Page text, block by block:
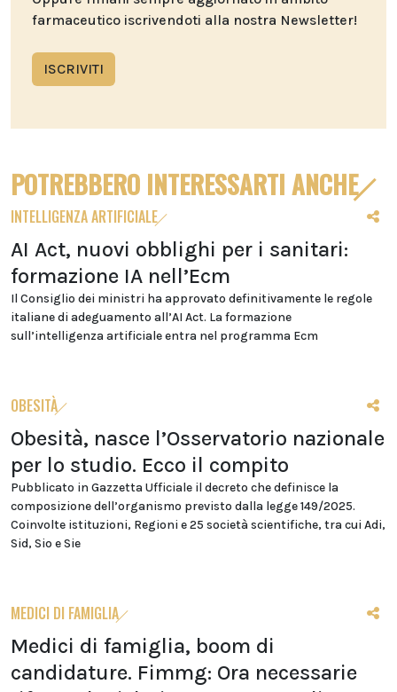
farmaceutico iscrivendoti alla nostra Newsletter!
ISCRIVITI
POTREBBERO INTERESSARTI ANCHE
INTELLIGENZA ARTIFICIALE
AI Act, nuovi obblighi per i sanitari:
formazione IA nell’Ecm
Il Consiglio dei ministri ha approvato definitivamente le regole
italiane di adeguamento all’AI Act. La formazione
sull’intelligenza artificiale entra nel programma Ecm
OBESITÀ
Obesità, nasce l’Osservatorio nazionale
per lo studio. Ecco il compito
Pubblicato in Gazzetta Ufficiale il decreto che definisce la
composizione dell’organismo previsto dalla legge 149/2025.
Coinvolte istituzioni, Regioni e 25 società scientifiche, tra cui Adi,
Sid, Sio e Sie
MEDICI DI FAMIGLIA
Medici di famiglia, boom di
candidature. Fimmg: Ora necessarie